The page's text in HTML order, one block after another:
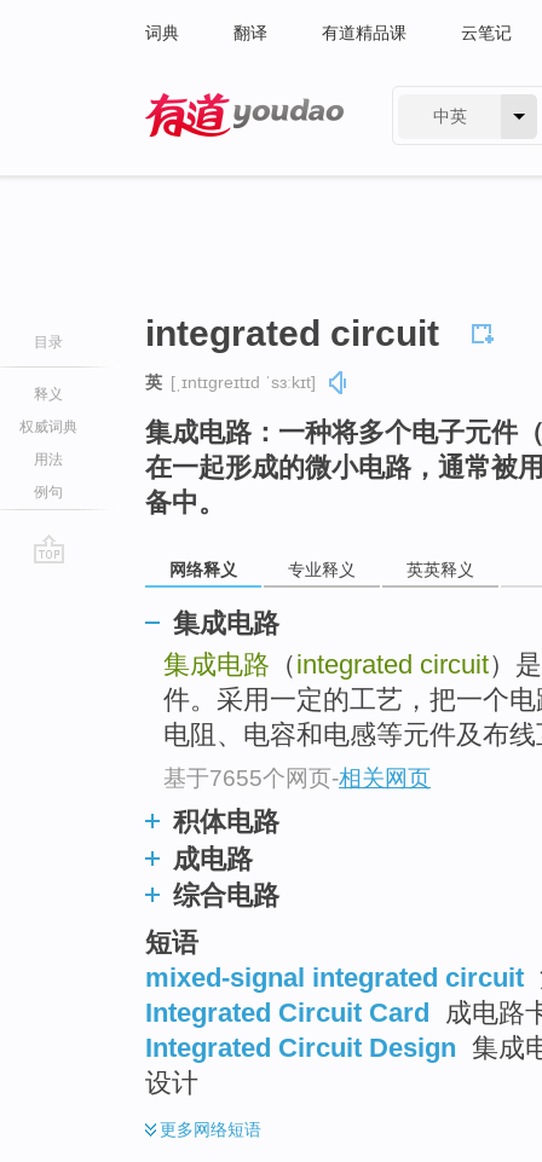
词典 翻译 有道精品课 云笔记
中英
目录
释义
权威词典
用法
例句
integrated circuit
英 [ˌɪntɪɡreɪtɪd ˈsɜːkɪt]
集成电路：一种将多个电子元件
在一起形成的微小电路，通常被
备中。
网络释义 专业释义 英英释义
集成电路
集成电路 （integrated circuit）
件。采用一定的工艺，把一个
电阻、电容和电感等元件及布
基于7655个网页-相关网页
积体电路
成电路
综合电路
短语
mixed-signal integrated circuit
Integrated Circuit Card
成电路
Integrated Circuit Design 集成
设计
更多网络短语